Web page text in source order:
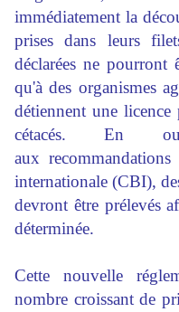
immédiatement la
prises dans leurs
déclarées ne pourront
qu'à des organismes
détiennent une
cétacés. En
aux
internationale (CBI),
devront être prélevés
déterminée.
Cette nouvelle
nombre croissant de